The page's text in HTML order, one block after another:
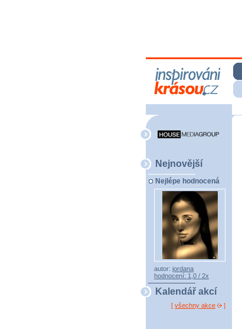
Nejnovější
Nejlépe hodnocená
autor: jordana
hodnocení: 1,0 / 2x
Kalendář akcí
[ všechny akce ]